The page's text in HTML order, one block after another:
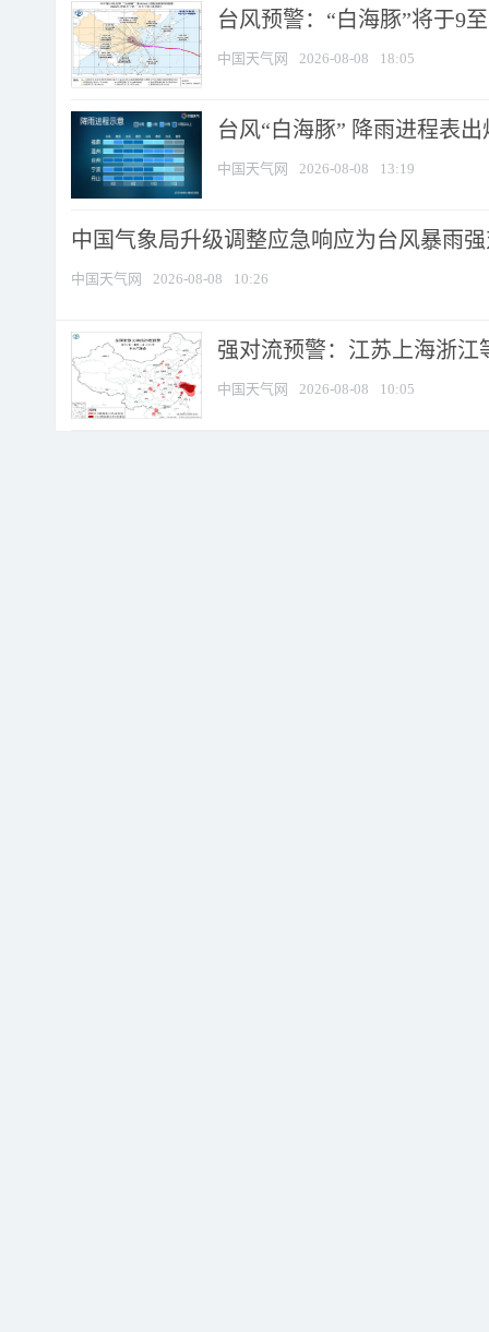
台风预警：“白海豚”将于9
中国天气网 2026-08-08 18:05
台风“白海豚” 降雨进程表
中国天气网 2026-08-08 13:19
中国气象局升级调整应急响应为台风暴雨
中国天气网 2026-08-08 10:26
强对流预警：江苏上海浙江
中国天气网 2026-08-08 10:05